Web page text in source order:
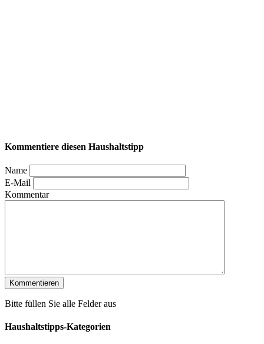
Kommentiere diesen Haushaltstipp
Name
E-Mail
Kommentar
Bitte füllen Sie alle Felder aus
Haushaltstipps-Kategorien